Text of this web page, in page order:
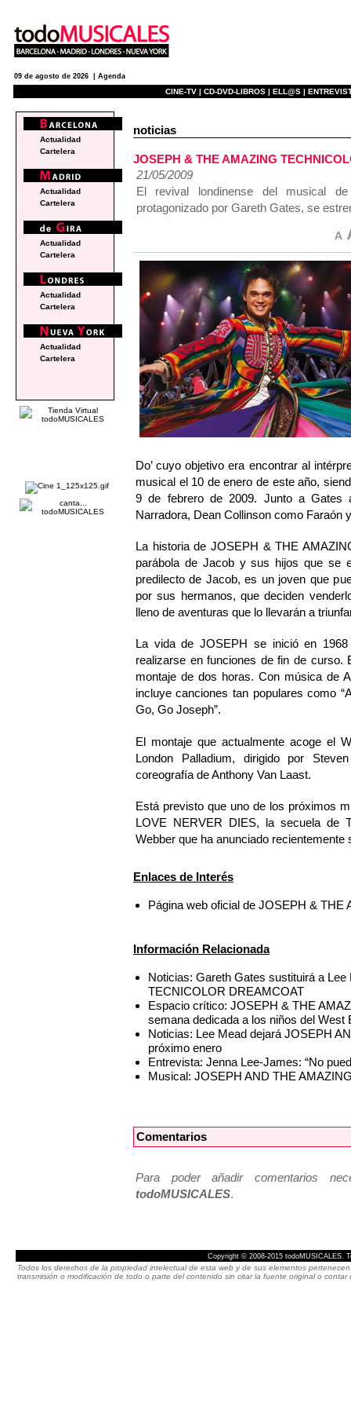
09 de agosto de 2026 | Agenda
CINE-TV | CD-DVD-LIBROS | ELL@S |
noticias
JOSEPH & THE AMAZING
21/05/2009
El revival londinense del musical
protagonizado por Gareth Gates, se
Do’ cuyo objetivo era encontrar al
musical el 10 de enero de este año,
9 de febrero de 2009. Junto a Gates
Narradora, Dean Collinson como Faraón
La historia de JOSEPH & THE
parábola de Jacob y sus hijos que se
predilecto de Jacob, es un joven que
por sus hermanos, que deciden
lleno de aventuras que lo llevarán a
La vida de JOSEPH se inició en
realizarse en funciones de fin de
montaje de dos horas. Con música de
incluye canciones tan populares como
Go, Go Joseph”.
El montaje que actualmente acoge el
London Palladium, dirigido por
coreografía de Anthony Van Laast.
Está previsto que uno de los próximos
LOVE NERVER DIES, la secuela de
Webber que ha anunciado
Enlaces de Interés
Página web oficial de JOSEPH &
Información Relacionada
Noticias: Gareth Gates sustituirá a
TECNICOLOR DREAMCOAT
Espacio crítico: JOSEPH & THE
semana dedicada a los niños del West
Noticias: Lee Mead dejará JOSEPH
próximo enero
Entrevista: Jenna Lee-James: “No
Musical: JOSEPH AND THE
Comentarios
Para poder añadir comentarios
todoMUSICALES.
Actualidad
Cartelera
Actualidad
Cartelera
Actualidad
Cartelera
Actualidad
Cartelera
Actualidad
Cartelera
Copyright © 2008-2015 todoMUSICALES.
Todos los derechos de la propiedad intelectual de esta web y de sus elementos
transmisión o modificación de todo o parte del contenido sin citar la fuente original o